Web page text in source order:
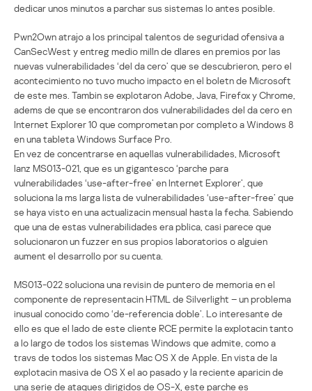
dedicar unos minutos a parchar sus sistemas lo antes posible.
Pwn2Own atrajo a los principal talentos de seguridad ofensiva a
CanSecWest y entreg medio milln de dlares en premios por las
nuevas vulnerabilidades ‘del da cero’ que se descubrieron, pero el
acontecimiento no tuvo mucho impacto en el boletn de Microsoft
de este mes. Tambin se explotaron Adobe, Java, Firefox y Chrome,
adems de que se encontraron dos vulnerabilidades del da cero en
Internet Explorer 10 que comprometan por completo a Windows 8
en una tableta Windows Surface Pro.
En vez de concentrarse en aquellas vulnerabilidades, Microsoft
lanz MS013-021, que es un gigantesco ‘parche para
vulnerabilidades ‘use-after-free’ en Internet Explorer’, que
soluciona la ms larga lista de vulnerabilidades ‘use-after-free’ que
se haya visto en una actualizacin mensual hasta la fecha. Sabiendo
que una de estas vulnerabilidades era pblica, casi parece que
solucionaron un fuzzer en sus propios laboratorios o alguien
aument el desarrollo por su cuenta.
MS013-022 soluciona una revisin de puntero de memoria en el
componente de representacin HTML de Silverlight – un problema
inusual conocido como ‘de-referencia doble’. Lo interesante de
ello es que el lado de este cliente RCE permite la explotacin tanto
a lo largo de todos los sistemas Windows que admite, como a
travs de todos los sistemas Mac OS X de Apple. En vista de la
explotacin masiva de OS X el ao pasado y la reciente aparicin de
una serie de ataques dirigidos de OS-X, este parche es